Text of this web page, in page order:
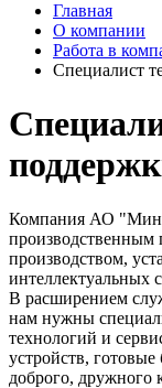
Главная
О компании
Работа в
Специалист
Компания АО
производством,
интеллектуальных
В расширением
нам нужны
технологий и
устройств,
доброго, дружного